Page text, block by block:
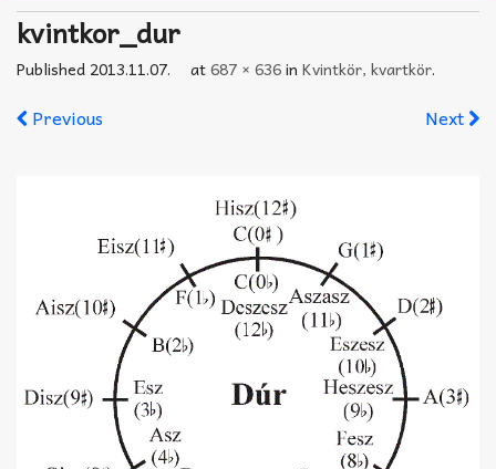
Zeneiskolák
Improvizáció
kvintkor_dur
Published 2013.11.07. at687 × 636in Kvintkör, kvartkör.
Previous Next